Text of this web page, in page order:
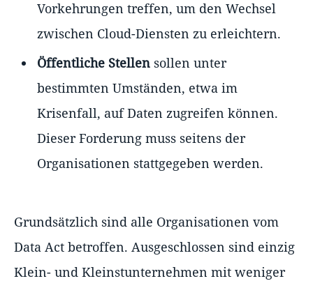
Vorkehrungen treffen, um den Wechsel
zwischen Cloud-Diensten zu erleichtern.
Öffentliche Stellen sollen unter
bestimmten Umständen, etwa im
Krisenfall, auf Daten zugreifen können.
Dieser Forderung muss seitens der
Organisationen stattgegeben werden.
Grundsätzlich sind alle Organisationen vom
Data Act betroffen. Ausgeschlossen sind einzig
Klein- und Kleinstunternehmen mit weniger